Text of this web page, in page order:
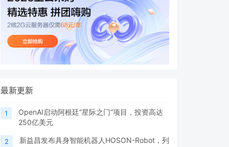
最新更新
1
OpenAI启动阿根廷“星际之门”项目，投资高达
250亿美元
2
新益昌发布具身智能机器人HOSON-Robot，列